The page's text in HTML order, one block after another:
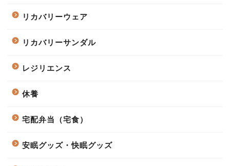
リカバリーウェア
リカバリーサンダル
レジリエンス
休養
宅配弁当（宅食）
安眠グッズ・快眠グッズ